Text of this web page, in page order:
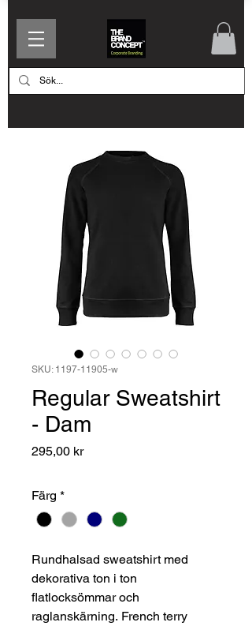
SKU: 1197-11905-w
Regular Sweatshirt
- Dam
295,00 krPris
Färg *
Rundhalsad sweatshirt med
dekorativa ton i ton
flatlocksömmar och
raglanskärning. French terry